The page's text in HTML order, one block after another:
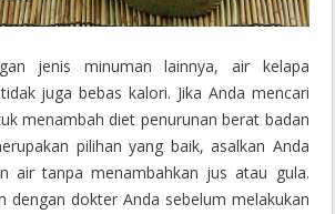
jenis minuman lainnya, air kelapa
juga bebas kalori. Jika Anda mencari
menambah diet penurunan berat badan
pilihan yang baik, asalkan Anda
air tanpa menambahkan jus atau gula.
dengan dokter Anda sebelum melakukan